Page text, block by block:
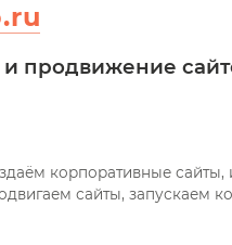
продвижение
корпоративные
сайты, запускаем